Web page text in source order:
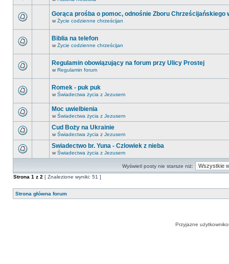
Gorąca prośba o pomoc, odnośnie Zboru Chrześcijańskiego
w Życie codzienne chrześcijan
Biblia na telefon
w Życie codzienne chrześcijan
Regulamin obowiązujący na forum przy Ulicy Prostej
w Regulamin forum
Romek - puk puk
w Świadectwa życia z Jezusem
Moc uwielbienia
w Świadectwa życia z Jezusem
Cud Boży na Ukrainie
w Świadectwa życia z Jezusem
Swiadectwo br. Yuna - Czlowiek z nieba
w Świadectwa życia z Jezusem
Wyświetl posty nie starsze niż:
Strona 1 z 2 [ Znalezione wyniki: 51 ]
Strona główna forum
Przyjazne